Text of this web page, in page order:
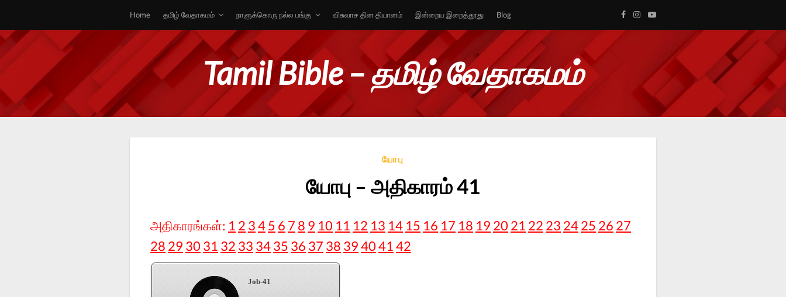
Home தமிழ் வேதாகமம் நாளுக்கொரு நல்ல பங்கு விசுவாச தின தியானம் இன்றைய இறைத்தூது Blog
Tamil Bible – தமிழ் வேதாகமம்
யோபு
யோபு – அதிகாரம் 41
அதிகாரங்கள்: 1 2 345 6 7 8 9 10 11 12 13 14 15 16 17 18 19 20 21 22 23 2425 26 27
28 29 30 31 32 33 3435 36 37 38 39404142
Job-41